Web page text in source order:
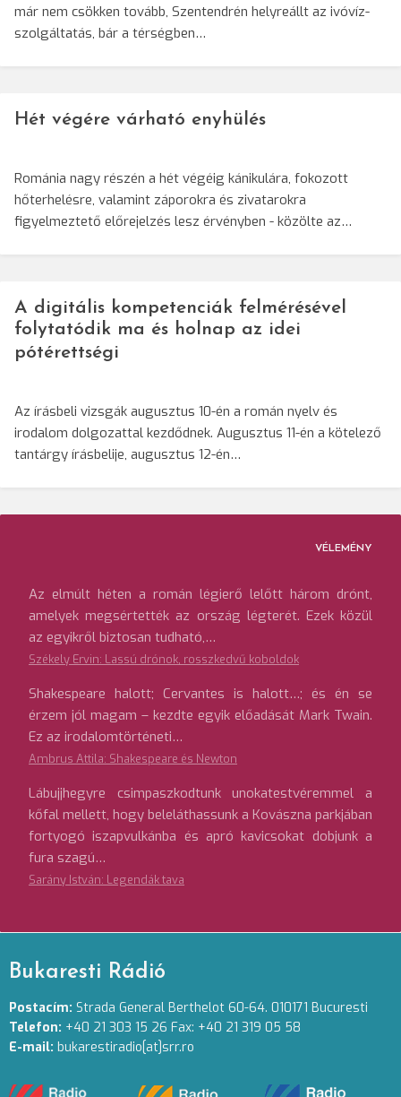
már nem csökken tovább, Szentendrén helyreállt az ivóvíz-
szolgáltatás, bár a térségben…
Hét végére várható enyhülés
Románia nagy részén a hét végéig kánikulára, fokozott
hőterhelésre, valamint záporokra és zivatarokra
figyelmeztető előrejelzés lesz érvényben - közölte az…
A digitális kompetenciák felmérésével
folytatódik ma és holnap az idei
pótérettségi
Az írásbeli vizsgák augusztus 10-én a román nyelv és
irodalom dolgozattal kezdődnek. Augusztus 11-én a kötelező
tantárgy írásbelije, augusztus 12-én…
VÉLEMÉNY
Az elmúlt héten a román légierő lelőtt három drónt,
amelyek megsértették az ország légterét. Ezek közül
az egyikről biztosan tudható,…
Székely Ervin: Lassú drónok, rosszkedvű koboldok
Shakespeare halott; Cervantes is halott…; és én se
érzem jól magam – kezdte egyik előadását Mark Twain.
Ez az irodalomtörténeti…
Ambrus Attila: Shakespeare és Newton
Lábujjhegyre csimpaszkodtunk unokatestvéremmel a
kőfal mellett, hogy beleláthassunk a Kovászna parkjában
fortyogó iszapvulkánba és apró kavicsokat dobjunk a
fura szagú…
Sarány István: Legendák tava
Bukaresti Rádió
Postacím: Strada General Berthelot 60-64. 010171 Bucuresti
Telefon: +40 21 303 15 26 Fax: +40 21 319 05 58
E-mail: bukarestiradio[at]srr.ro